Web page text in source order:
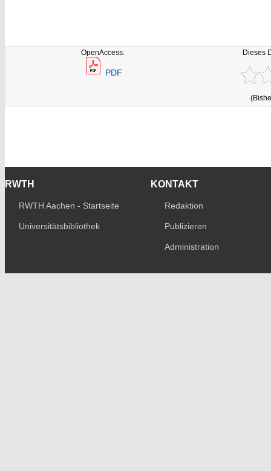
OpenAccess:
PDF
Dieses
RWTH
RWTH Aachen - Startseite
Universitätsbibliothek
KONTAKT
Redaktion
Publizieren
Administration